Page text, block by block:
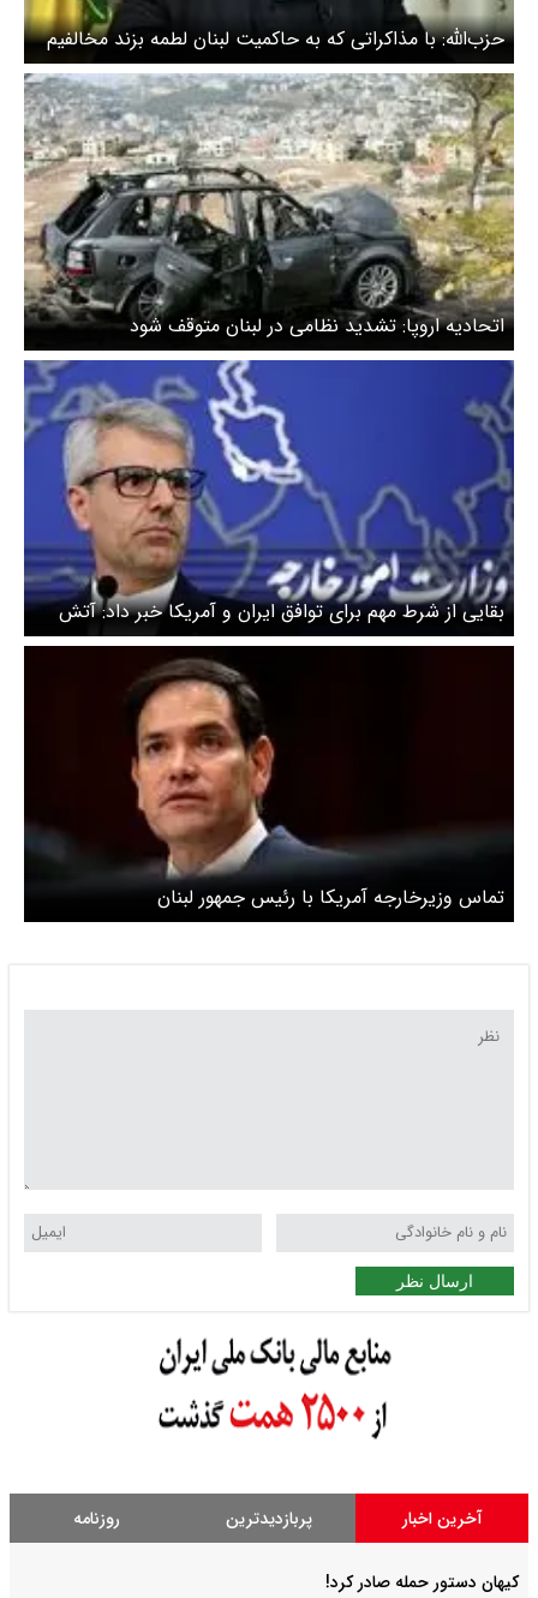
حزب‌الله: با مذاکراتی که به حاکمیت لبنان لطمه بزند مخالفیم
اتحادیه اروپا: تشدید نظامی در لبنان متوقف شود
بقایی از شرط مهم برای توافق ایران و آمریکا خبر داد: آتش
بس در لبنان
تماس وزیرخارجه آمریکا با رئیس جمهور لبنان
ارسال نظر
آخرین اخبار پربازدیدترین روزنامه
کیهان دستور حمله صادر کرد!